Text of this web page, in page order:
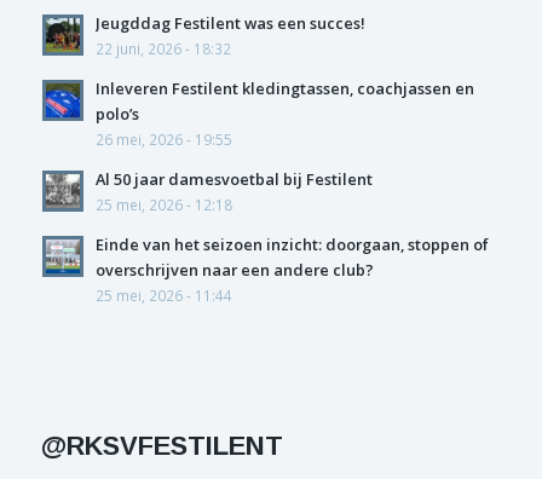
Jeugddag Festilent was een succes!
22 juni, 2026 - 18:32
Inleveren Festilent kledingtassen, coachjassen en
polo’s
26 mei, 2026 - 19:55
Al 50 jaar damesvoetbal bij Festilent
25 mei, 2026 - 12:18
Einde van het seizoen inzicht: doorgaan, stoppen of
overschrijven naar een andere club?
25 mei, 2026 - 11:44
@RKSVFESTILENT